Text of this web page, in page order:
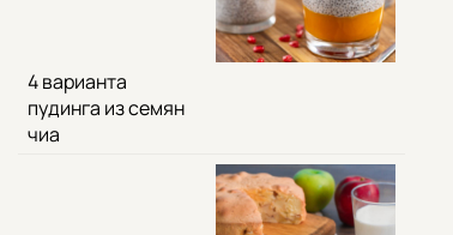
4 варианта
пудинга из семян
чиа